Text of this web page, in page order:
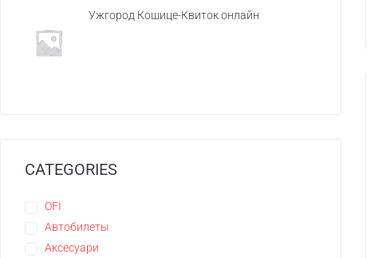
Ужгород Кошице-Квиток онлайн
CATEGORIES
OFI
Автобилеты
Аксесуари